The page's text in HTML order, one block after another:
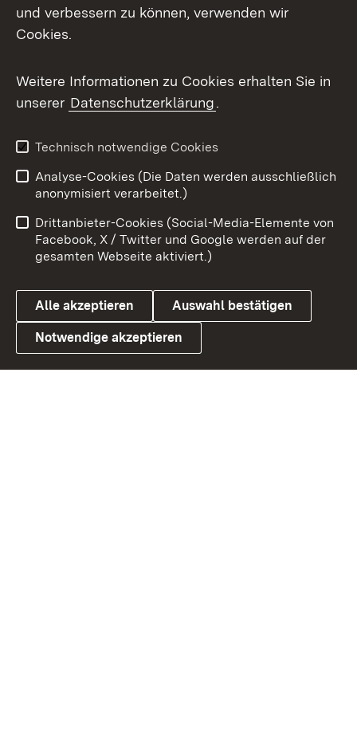
Facebook
X / Twitter
Youtube
Link zum Landesportal
Impressum
Kontakt
Barrierefreiheit
Datenschutz
Cookies
und verbessern zu können, verwenden wir
Cookies.
Weitere Informationen zu Cookies erhalten Sie in
unserer Datenschutzerklärung.
Technisch notwendige Cookies
Analyse-Cookies (Die Daten werden ausschließlich
anonymisiert verarbeitet.)
Drittanbieter-Cookies (Social-Media-Elemente von
Facebook, X / Twitter und Google werden auf der
gesamten Webseite aktiviert.)
Alle akzeptieren Auswahl bestätigen
Notwendige akzeptieren